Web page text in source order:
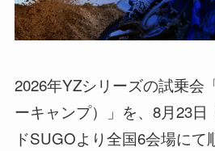
2026年YZシリーズの試乗会
ーキャンプ）」を、8月23
ドSUGOより全国6会場にて